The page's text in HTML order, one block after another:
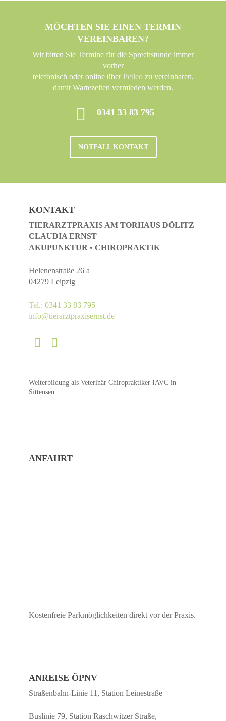
MÖCHTEN SIE EINEN TERMIN
VEREINBAREN?
Wir bitten Sie Termine für die Sprechstunde immer
vorher
telefonisch oder online überPetleo zu vereinbaren,
damit Wartezeiten vermieden werden.
0341 33 83 795
NOTFALL KONTAKT
KONTAKT
TIERARZTPRAXIS AM TORHAUS DÖLITZ
CLAUDIA ERNST
AKUPUNKTUR • CHIROPRAKTIK
Helenenstraße 26 a
04279 Leipzig
Tel.: 0341 33 83 795
info@tierarztpraxisernst.de
Weiterbildung als Veterinär Chiropraktiker IAVC in
Sittensen
ANFAHRT
Kostenfreie Parkmöglichkeiten direkt vor der Praxis.
ANREISE ÖPNV
Straßenbahn-Linie 11, Station Leinestraße
Buslinie 79, Station Raschwitzer Straße,